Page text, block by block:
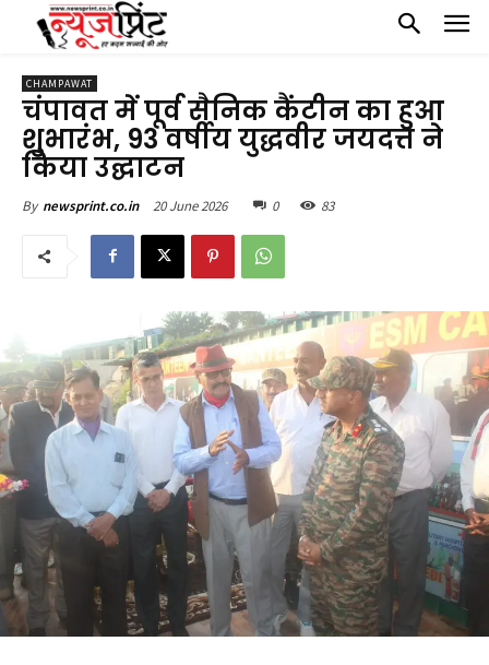
CHAMPAWAT
चंपावत में पूर्व सैनिक कैंटीन का हुआ
शुभारंभ, 93 वर्षीय युद्धवीर जयदत्त ने
किया उद्घाटन
By newsprint.co.in 20 June 2026 0 83